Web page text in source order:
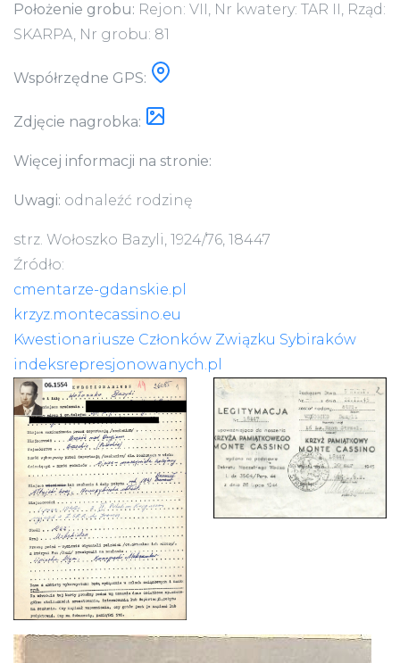
Położenie grobu: Rejon: VII, Nr kwatery: TAR II, Rząd:
SKARPA, Nr grobu: 81
Współrzędne GPS:
Zdjęcie nagrobka:
Więcej informacji na stronie:
Uwagi: odnaleźć rodzinę
strz. Wołoszko Bazyli, 1924/76, 18447
Źródło:
cmentarze-gdanskie.pl
krzyz.montecassino.eu
Kwestionariusze Członków Związku Sybiraków
indeksrepresjonowanych.pl